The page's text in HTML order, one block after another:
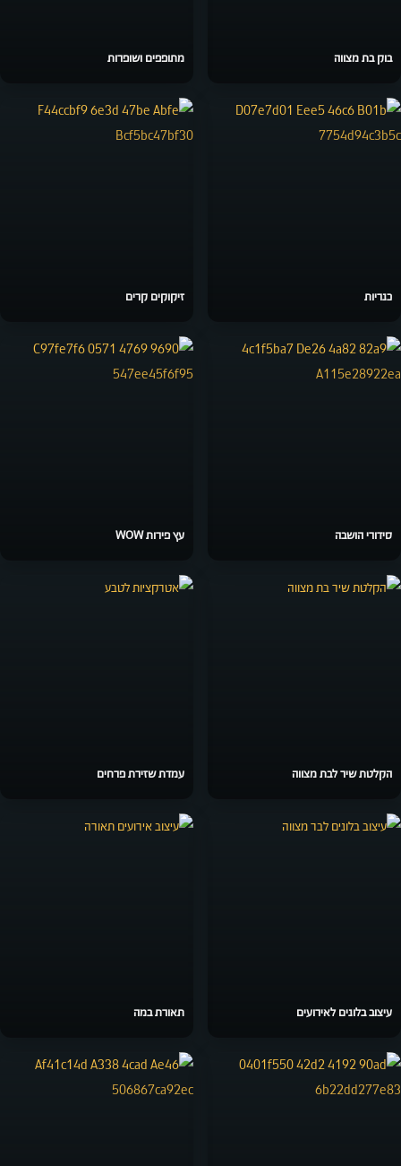
בוק בת מצווה מתופפים ושופרות
כנריות זיקוקים קרים
סידורי הושבה עץ פירות WOW
הקלטת שיר לבת מצווה עמדת שזירת פרחים
עיצוב בלונים לאירועים תאורת במה